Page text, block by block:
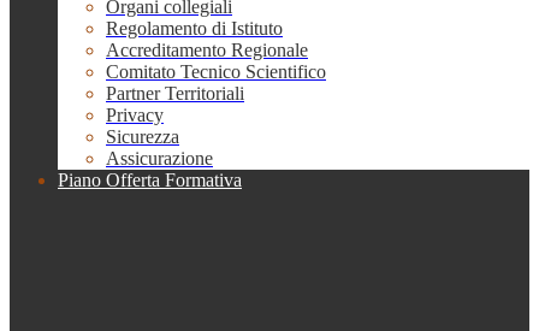
Organi collegiali
Regolamento di Istituto
Accreditamento Regionale
Comitato Tecnico Scientifico
Partner Territoriali
Privacy
Sicurezza
Assicurazione
Piano Offerta Formativa